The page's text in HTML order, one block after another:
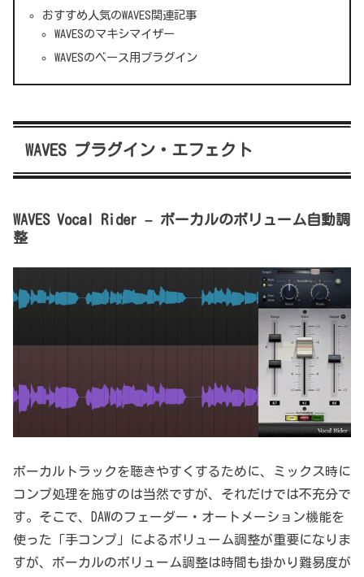
おすすめ人気のWAVES関連記事
WAVESのマキシマイザー
WAVESのベース用プラグイン
WAVES プラグイン・エフェクト
WAVES Vocal Rider – ボーカルのボリューム自動調
整
ボーカルトラックを聴きやすくするために、ミックス時に
コンプ処理を施すのは当然ですが、それだけでは不充分で
す。そこで、DAWのフェーダー・オートメーション機能を
使った「手コンプ」によるボリューム調整が重要になりま
すが、ボーカルのボリューム調整は時間も掛かり難易度が